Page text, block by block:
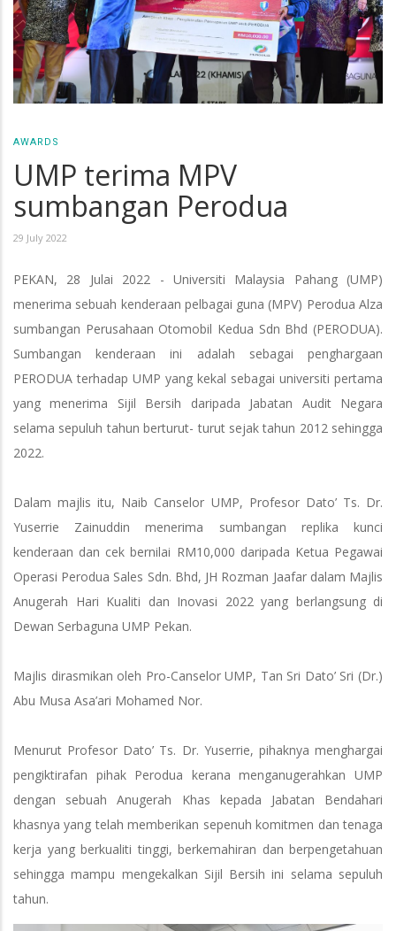
AWARDS
UMP terima MPV
sumbangan Perodua
29 July 2022
PEKAN, 28 Julai 2022 - Universiti Malaysia Pahang (UMP)
menerima sebuah kenderaan pelbagai guna (MPV) Perodua Alza
sumbangan Perusahaan Otomobil Kedua Sdn Bhd (PERODUA).
Sumbangan kenderaan ini adalah sebagai penghargaan
PERODUA terhadap UMP yang kekal sebagai universiti pertama
yang menerima Sijil Bersih daripada Jabatan Audit Negara
selama sepuluh tahun berturut- turut sejak tahun 2012 sehingga
2022.
Dalam majlis itu, Naib Canselor UMP, Profesor Dato’ Ts. Dr.
Yuserrie Zainuddin menerima sumbangan replika kunci
kenderaan dan cek bernilai RM10,000 daripada Ketua Pegawai
Operasi Perodua Sales Sdn. Bhd, JH Rozman Jaafar dalam Majlis
Anugerah Hari Kualiti dan Inovasi 2022 yang berlangsung di
Dewan Serbaguna UMP Pekan.
Majlis dirasmikan oleh Pro-Canselor UMP, Tan Sri Dato’ Sri (Dr.)
Abu Musa Asa’ari Mohamed Nor.
Menurut Profesor Dato’ Ts. Dr. Yuserrie, pihaknya menghargai
pengiktirafan pihak Perodua kerana menganugerahkan UMP
dengan sebuah Anugerah Khas kepada Jabatan Bendahari
khasnya yang telah memberikan sepenuh komitmen dan tenaga
kerja yang berkualiti tinggi, berkemahiran dan berpengetahuan
sehingga mampu mengekalkan Sijil Bersih ini selama sepuluh
tahun.